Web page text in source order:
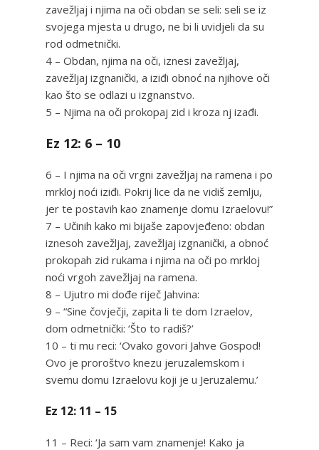
zavežljaj i njima na oči obdan se seli: seli se iz
svojega mjesta u drugo, ne bi li uvidjeli da su
rod odmetnički.
4 – Obdan, njima na oči, iznesi zavežljaj,
zavežljaj izgnanički, a iziđi obnoć na njihove oči
kao što se odlazi u izgnanstvo.
5 – Njima na oči prokopaj zid i kroza nj izađi.
Ez 12: 6 – 10
6 – I njima na oči vrgni zavežljaj na ramena i po
mrkloj noći iziđi. Pokrij lice da ne vidiš zemlju,
jer te postavih kao znamenje domu Izraelovu!”
7 – Učinih kako mi bijaše zapovjeđeno: obdan
iznesoh zavežljaj, zavežljaj izgnanički, a obnoć
prokopah zid rukama i njima na oči po mrkloj
noći vrgoh zavežljaj na ramena.
8 – Ujutro mi dođe riječ Jahvina:
9 – “Sine čovječji, zapita li te dom Izraelov,
dom odmetnički: ‘Što to radiš?’
10 – ti mu reci: ‘Ovako govori Jahve Gospod!
Ovo je proroštvo knezu jeruzalemskom i
svemu domu Izraelovu koji je u Jeruzalemu.’
Ez 12: 11 – 15
11 – Reci: ‘Ja sam vam znamenje! Kako ja